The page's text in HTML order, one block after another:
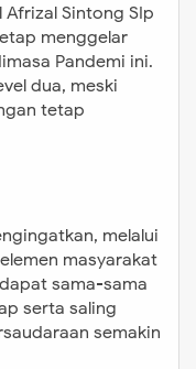
Sintong SIp
menggelar
Pandemi ini.
dua, meski
tetap
melalui
masyarakat
sama-sama
serta saling
semakin